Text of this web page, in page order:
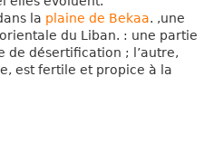
la plaine de Bekaa. ,une
du Liban. : une partie
de désertification ; l’autre,
est fertile et propice à la